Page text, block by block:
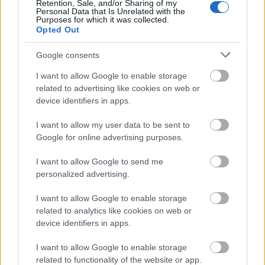
Retention, Sale, and/or Sharing of my
Personal Data that Is Unrelated with the
Purposes for which it was collected.
Opted Out
Google consents
I want to allow Google to enable storage
related to advertising like cookies on web or
device identifiers in apps.
I want to allow my user data to be sent to
Google for online advertising purposes.
I want to allow Google to send me
personalized advertising.
I want to allow Google to enable storage
related to analytics like cookies on web or
device identifiers in apps.
I want to allow Google to enable storage
related to functionality of the website or app.
Crescendo
14 éve
@waszabi: miert, a bankok panaszkodtak, amikor
dolt a le nekik a devizahitelezesbol? Epp ugy, mint az
un. vezereink es bolcseink a kormanyokban.
Persze a valsagot sem a politika, sem a bankszfera
nem sinyli meg.
Ha gond van az adofizeton mindig lehet huzni egy
tovabbit. :(
abaka
@cso zsi: Ne haragudj, de ebbol a "piocakent szivjak
az emberek veret" stilusu epito vitakbol nekem eleg
napi egy. Te nem ervelni vagy beszelgetni szeretnel,
hanem visszahallani a sajat velemenyedet valaki
mastol, ezzel is megerositve, hogy igazad van. Hiszen